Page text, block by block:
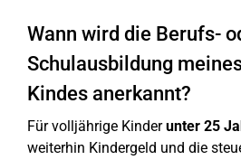
Wann wird die Berufs-
Schulausbildung
Kindes anerkannt?
Für volljährige Kinderunter 25
weiterhin Kindergeld und die